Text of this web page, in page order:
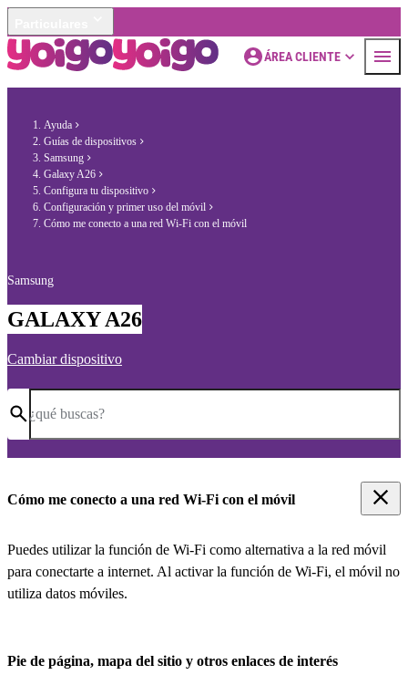
ÁREA CLIENTE
Ayuda
Guías de dispositivos
Samsung
Galaxy A26
Configura tu dispositivo
Configuración y primer uso del móvil
Cómo me conecto a una red Wi-Fi con el móvil
Samsung
GALAXY A26
Cambiar dispositivo
¿qué buscas?
Cómo me conecto a una red Wi-Fi con el móvil
Puedes utilizar la función de Wi-Fi como alternativa a la red móvil
para conectarte a internet. Al activar la función de Wi-Fi, el móvil no
utiliza datos móviles.
Pie de página, mapa del sitio y otros enlaces de interés